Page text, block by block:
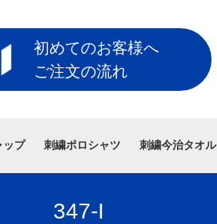
初めてのお客様へ
ご注文の流れ
ップ 刺繍ポロシャツ 刺繍今治タオル
347-I